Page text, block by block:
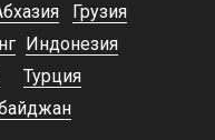
Грузия
Индонезия
Турция